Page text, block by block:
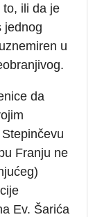
to, ili da je
jednog
u
da
Franju ne
Ev. Šarića